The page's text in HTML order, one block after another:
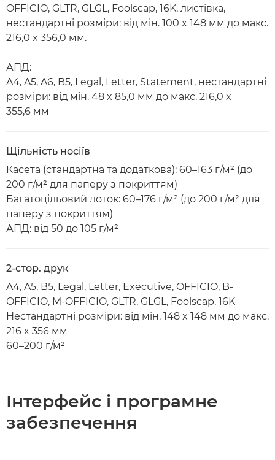
OFFICIO, GLTR, GLGL, Foolscap, 16K, листівка,
нестандартні розміри: від мін. 100 x 148 мм до макс.
216,0 x 356,0 мм.
АПД:
A4, A5, A6, B5, Legal, Letter, Statement, нестандартні
розміри: від мін. 48 x 85,0 мм до макс. 216,0 x
355,6 мм
Щільність носіїв
Касета (стандартна та додаткова): 60–163 г/м² (до
200 г/м² для паперу з покриттям)
Багатоцільовий лоток: 60–176 г/м² (до 200 г/м² для
паперу з покриттям)
АПД: від 50 до 105 г/м²
2-стор. друк
A4, A5, B5, Legal, Letter, Executive, OFFICIO, B-
OFFICIO, M-OFFICIO, GLTR, GLGL, Foolscap, 16K
Нестандартні розміри: від мін. 148 x 148 мм до макс.
216 x 356 мм
60–200 г/м²
Інтерфейс і програмне
забезпечення